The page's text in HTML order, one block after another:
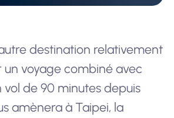
destination relativement
un voyage combiné avec
vol de 90 minutes depuis
amènera à Taipei, la